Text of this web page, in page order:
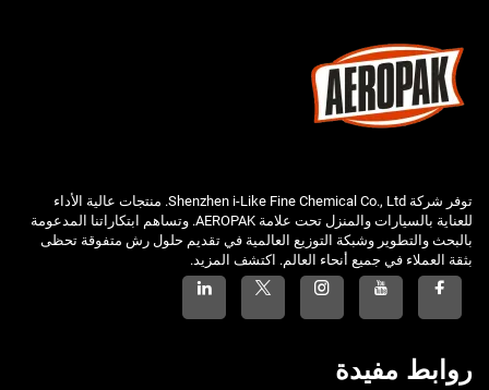
توفر شركة Shenzhen i-Like Fine Chemical Co., Ltd. منتجات عالية الأداء
للعناية بالسيارات والمنزل تحت علامة AEROPAK. وتساهم ابتكاراتنا المدعومة
بالبحث والتطوير وشبكة التوزيع العالمية في تقديم حلول رش متفوقة تحظى
بثقة العملاء في جميع أنحاء العالم. اكتشف المزيد.
روابط مفيدة